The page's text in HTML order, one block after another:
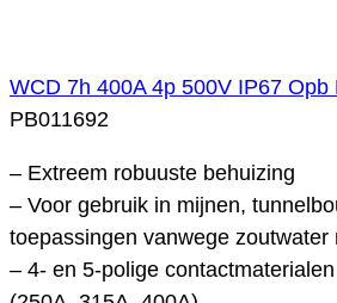
WCD 7h 400A 4p 500V IP67 Opb
PB011692
– Extreem robuuste behuizing
– Voor gebruik in mijnen,
toepassingen vanwege zoutwater
– 4- en 5-polige